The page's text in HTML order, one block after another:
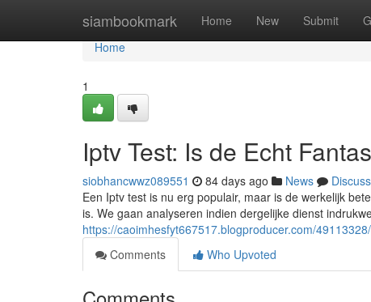
siambookmark Home New Submit
Home
Home
1
Iptv Test: Is de Echt
siobhancwwz089551 84 days ago News
Discuss
Een Iptv test is nu erg populair, maar is de werkelijk
is. We gaan analyseren indien dergelijke dienst
https://caoimhesfyt667517.blogproducer.com/
Comments
Who Upvoted